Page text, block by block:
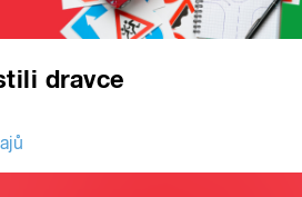
dravce